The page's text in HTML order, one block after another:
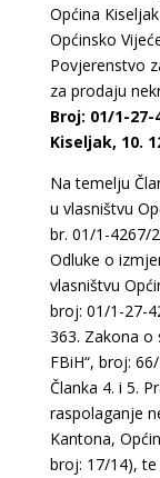
Općina Kiseljak
Općinsko
Povjerenstvo
za prodaju
Broj: 01/1-27-
Kiseljak, 10.
Na temelju
u vlasništvu
br. 01/1-4267/
Odluke o
vlasništvu
broj: 01/1-27-
363. Zakona o
FBiH“, broj:
Članka 4. i 5.
raspolaganje
Kantona,
broj: 17/14), te